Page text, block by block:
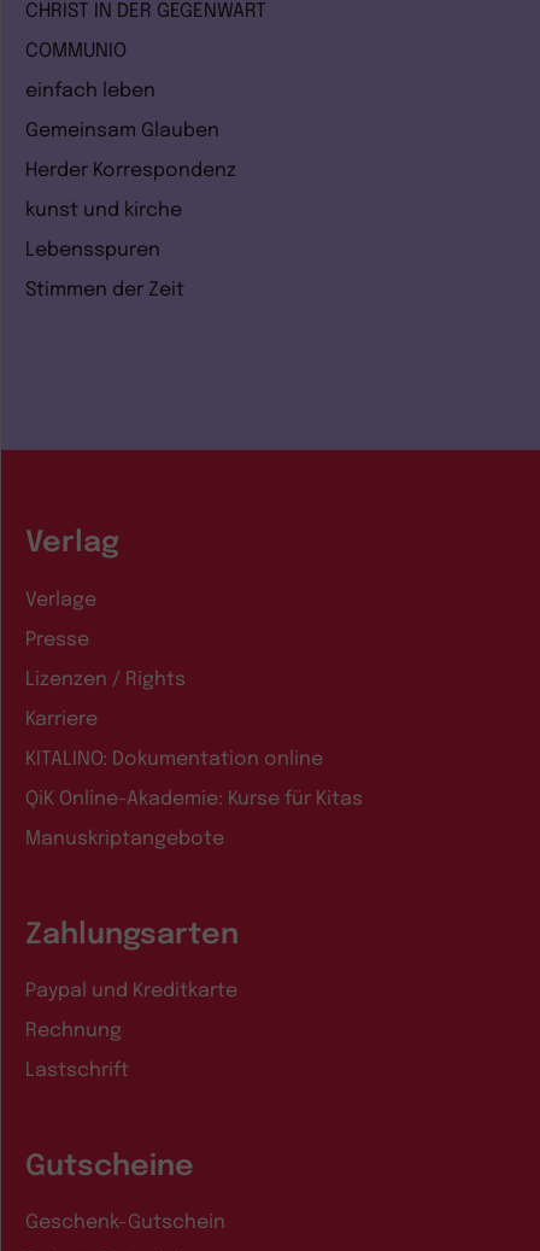
CHRIST IN DER GEGENWART
COMMUNIO
einfach leben
Gemeinsam Glauben
Herder Korrespondenz
kunst und kirche
Lebensspuren
Stimmen der Zeit
Verlag
Verlage
Presse
Lizenzen / Rights
Karriere
KITALINO: Dokumentation online
QiK Online-Akademie: Kurse für Kitas
Manuskriptangebote
Zahlungsarten
Paypal und Kreditkarte
Rechnung
Lastschrift
Gutscheine
Geschenk-Gutschein